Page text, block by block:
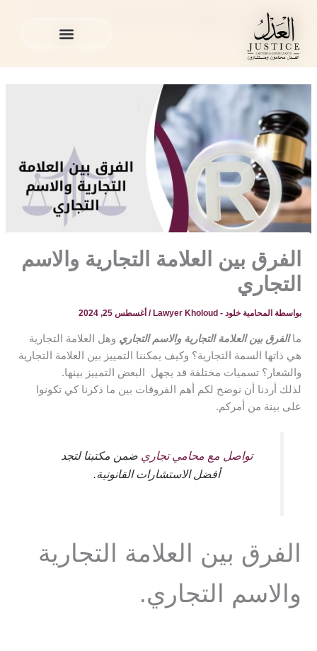
المحتوى
المدونة القانونية
التجارية والاسم التجاري
الفرق بين العلامة التجارية والاسم
التجاري
بواسطة المحامية خلود - Lawyer Kholoud / أغسطس 25, 2024
ماالفرق بين العلامة التجارية والاسم التجاري وهل العلامة التجارية
هي ذاتها السمة التجارية؟ وكيف يمكننا التمييز بين العلامة التجارية
والشعار؟ تسميات مختلفة قد يجهل البعض التمييز بينها.
لذلك أردنا أن نوضح لكم أهم الفروقات بين ما ذكرنا كي تكونوا
على بينة من أمركم.
تواصل مع محامي تجاري ضمن مكتبنا لتجد
أفضل الاستشارات القانونية.
الفرق بين العلامة التجارية
والاسم التجاري.